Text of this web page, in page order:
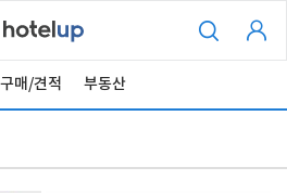
구매/견적 부동산